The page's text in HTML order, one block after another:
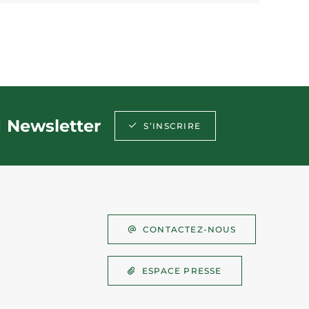
Newsletter S’INSCRIRE
CONTACTEZ-NOUS
ESPACE PRESSE